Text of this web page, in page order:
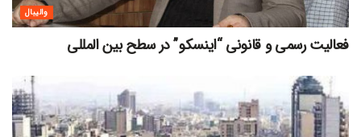
والیبال
فعالیت رسمی و قانونی “اینسکو” در سطح بین المللی